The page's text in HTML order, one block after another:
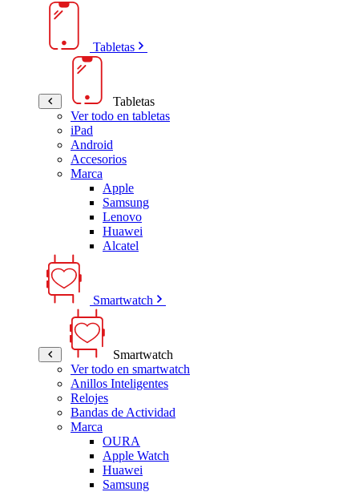
Tabletas
Tabletas
Ver todo en tabletas
iPad
Android
Accesorios
Marca
Apple
Samsung
Lenovo
Huawei
Alcatel
Smartwatch
Smartwatch
Ver todo en smartwatch
Anillos Inteligentes
Relojes
Bandas de Actividad
Marca
OURA
Apple Watch
Huawei
Samsung